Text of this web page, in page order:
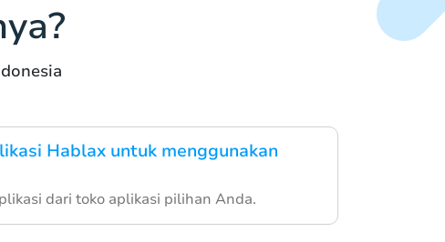
Hablax untuk menggunakan
dari toko aplikasi pilihan Anda.